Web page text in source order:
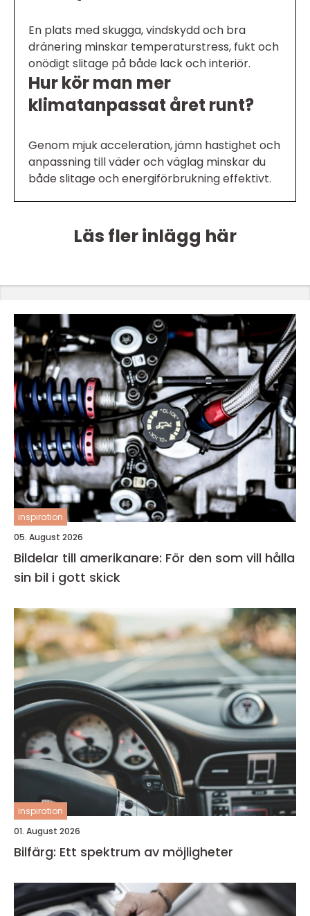
En plats med skugga, vindskydd och bra
dränering minskar temperaturstress, fukt och
onödigt slitage på både lack och interiör.
Hur kör man mer
klimatanpassat året runt?
Genom mjuk acceleration, jämn hastighet och
anpassning till väder och väglag minskar du
både slitage och energiförbrukning effektivt.
Läs fler inlägg här
inspiration
05. August 2026
Bildelar till amerikanare: För den som vill hålla
sin bil i gott skick
inspiration
01. August 2026
Bilfärg: Ett spektrum av möjligheter